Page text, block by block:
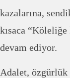
kazalarına,
kısaca
devam ediyor.
Adalet,